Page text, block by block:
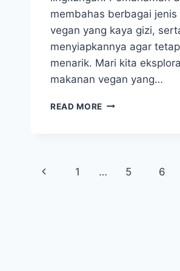
membahas berbagai jenis
vegan yang kaya gizi,
menyiapkannya agar
menarik. Mari kita
makanan vegan yang…
READ MORE MAKANAN
UNTUK
Page
Previous
1 … 5 6